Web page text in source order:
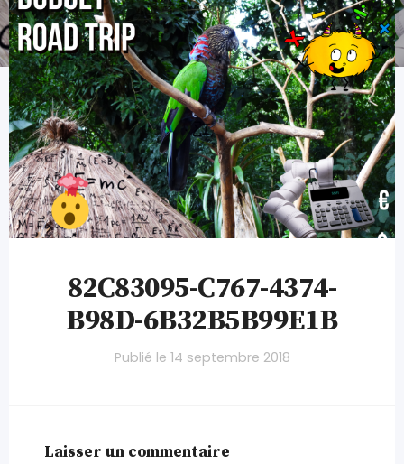
82C83095-C767-4374-
B98D-6B32B5B99E1B
Publié le 14 septembre 2018
Laisser un commentaire